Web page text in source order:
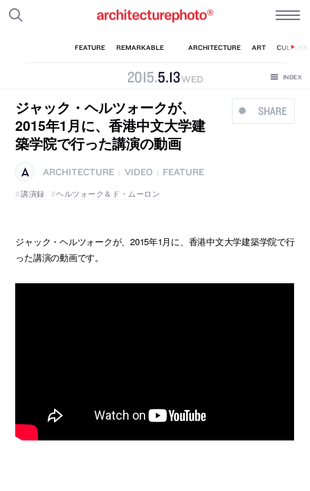
2015.5.13WED
SHARE
ジャック・ヘルツォークが、
2015年1月に、香港中文大学建
築学院で行った講演の動画
ARCHITECTURE VIDEO
FEATURE
講演録
ヘルツォーク＆ド・ムーロン
ジャック・ヘルツォークが、2015年1月に、香港中文大学建築学院で行
った講演の動画です。